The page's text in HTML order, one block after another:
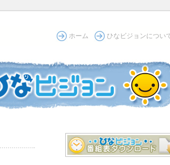
ホーム ひなビジョンについ